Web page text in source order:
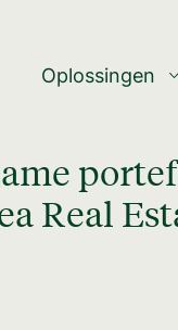
Oplossingen
Real